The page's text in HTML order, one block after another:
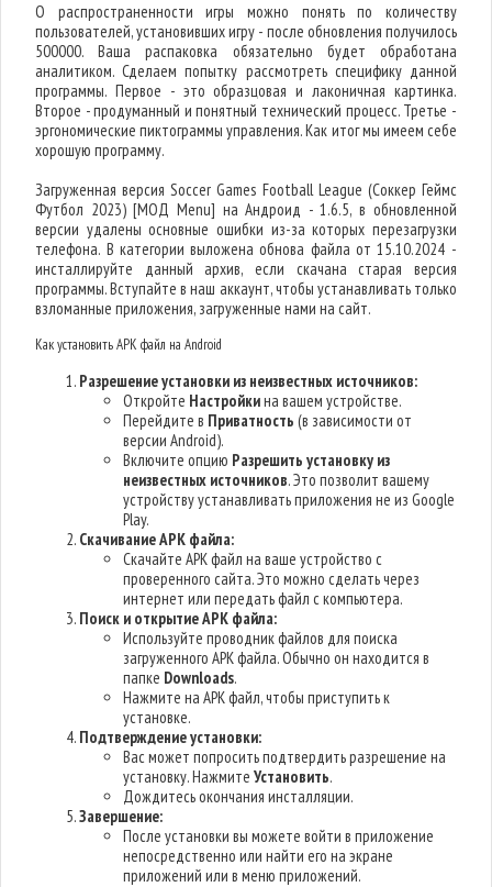
О распространенности игры можно понять по количеству
пользователей, установивших игру - после обновления получилось
500000. Ваша распаковка обязательно будет обработана
аналитиком. Сделаем попытку рассмотреть специфику данной
программы. Первое - это образцовая и лаконичная картинка.
Второе - продуманный и понятный технический процесс. Третье -
эргономические пиктограммы управления. Как итог мы имеем себе
хорошую программу.
Загруженная версия Soccer Games Football League (Соккер Геймс
Футбол 2023) [МОД Menu] на Андроид - 1.6.5, в обновленной
версии удалены основные ошибки из-за которых перезагрузки
телефона. В категории выложена обнова файла от 15.10.2024 -
инсталлируйте данный архив, если скачана старая версия
программы. Вступайте в наш аккаунт, чтобы устанавливать только
взломанные приложения, загруженные нами на сайт.
Как установить APK файл на Android
Разрешение установки из неизвестных источников:
Откройте Настройкина вашем устройстве.
Перейдите в Приватность (в зависимости от
версии Android).
Включите опцию Разрешить установку из
неизвестных источников. Это позволит вашему
устройству устанавливать приложения не из Google
Play.
Скачивание APK файла:
Скачайте APK файл на ваше устройство с
проверенного сайта. Это можно сделать через
интернет или передать файл с компьютера.
Поиск и открытие APK файла:
Используйте проводник файлов для поиска
загруженного APK файла. Обычно он находится в
папке Downloads.
Нажмите на APK файл, чтобы приступить к
установке.
Подтверждение установки:
Вас может попросить подтвердить разрешение на
установку. НажмитеУстановить.
Дождитесь окончания инсталляции.
Завершение:
После установки вы можете войти в приложение
непосредственно или найти его на экране
приложений или в меню приложений.